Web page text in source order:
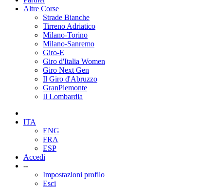
Altre Corse
Strade Bianche
Tirreno Adriatico
Milano-Torino
Milano-Sanremo
Giro-E
Giro d'Italia Women
Giro Next Gen
Il Giro d'Abruzzo
GranPiemonte
Il Lombardia
ITA
ENG
FRA
ESP
Accedi
--
Impostazioni profilo
Esci